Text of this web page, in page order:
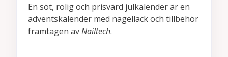
En söt, rolig och prisvärd julkalender är en
adventskalender med nagellack och tillbehör
framtagen avNailtech.